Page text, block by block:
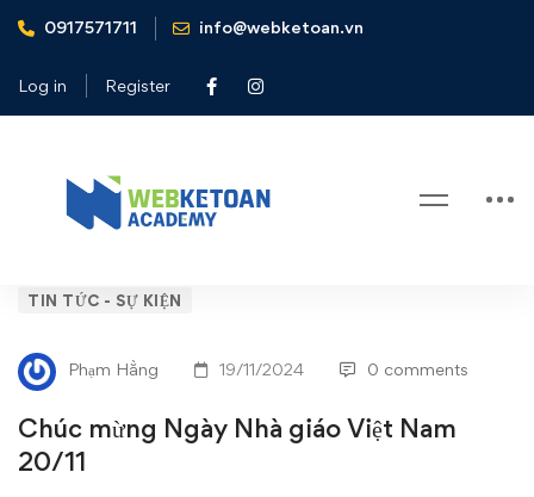
0917571711 info@webketoan.vn
Log in Register
Home
Tin tức - Sự kiện
Chúc
mừng
Ngày
Nhà
TIN TỨC - SỰ KIỆN
Phạm Hằng 19/11/2024 0 comments
Chúc mừng Ngày Nhà giáo Việt Nam
20/11